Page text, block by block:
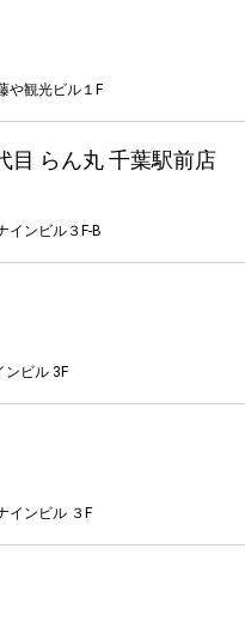
や観光ビル１F
目 らん丸 千葉駅前店
インビル３F-B
ンビル 3F
インビル ３F